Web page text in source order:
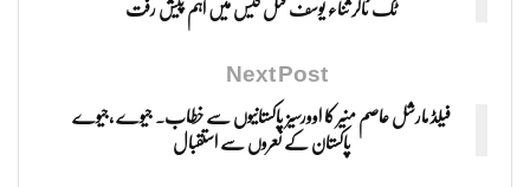
ٹک ٹاکر ثناء یوسف قتل کیس میں اہم پیش رفت
Next Post
فیلڈ مارشل عاصم منیر کا اوورسیز پاکستانیوں سے خطاب. جیوے ،جیوے
پاکستان کے نعروں سے استقبال